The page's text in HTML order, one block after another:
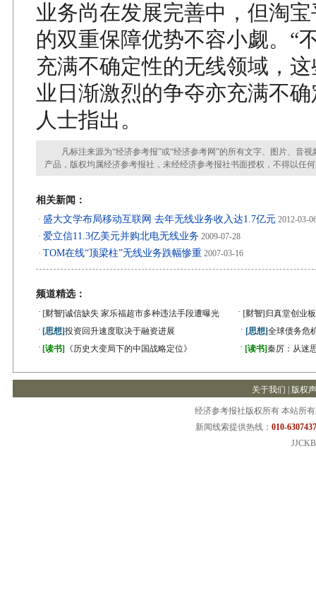
业务尚在发展完善中，但淘
的双重保障优势不容小觑。“
充满不确定性的无线领域，
业日渐激烈的争夺亦充满不
人士指出。
凡标注来源为“经济参考报”或“经济参考网”的所有文字、图片、音视
产品，版权均属经济参考报社，未经经济参考报社书面授权，不得以任
相关新闻：
· 盛大文学布局移动互联网 去年无线业务收入达1.7亿元 2012-03-
· 爱立信11.3亿美元并购北电无线业务 2009-07-28
· TOM在线“顶梁柱”无线业务跌幅惨重 2007-03-16
频道精选：
· [财智]诚信缺失 家乐福超市多种违法手段遭曝光 · [财智] 归真堂创业
· [思想]投资回升速度取决于融资进展 · [思想]全球债务危
· [读书] 《历史大变局下的中国战略定位》 · [读书]秦厉：从迷
关于我们 版权
经济参考报社版权所有 本站所
新闻线索提供热线： 010-